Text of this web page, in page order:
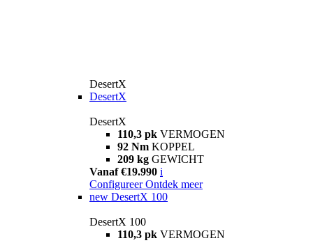
DesertX
DesertX
DesertX
110,3 pk VERMOGEN
92 Nm KOPPEL
209 kg GEWICHT
Vanaf €19.990 i
Configureer Ontdek meer
new DesertX 100
DesertX 100
110,3 pk VERMOGEN